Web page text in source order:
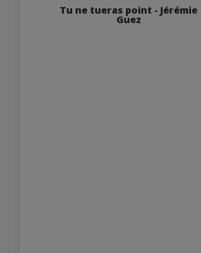
Tu ne tueras point - Jérémie
Guez